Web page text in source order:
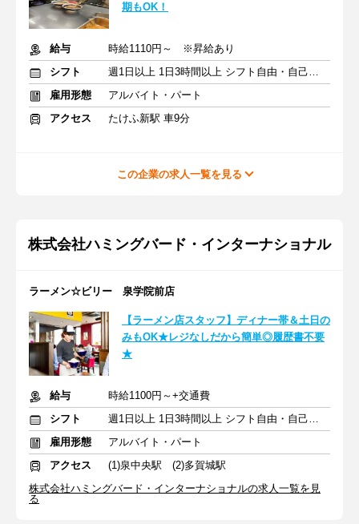
期もOK！
給与
時給1110円～ ※昇給あり
シフト
週1日以上 1日3時間以上 シフト自由・自己申告
雇用形態
アルバイト・パート
アクセス
たけふ新駅 車9分
この企業の求人一覧を見る
株式会社ハミングバード・インターナショナル
ラーメン☆ビリー 泉学院前店
【ラーメン店スタッフ】ディナー帯＆土日の
みもOK★レジなしだから簡単◎履歴書不要
★
給与
時給1100円～+交通費
シフト
週1日以上 1日3時間以上 シフト自由・自己申告
雇用形態
アルバイト・パート
アクセス
(1)泉中央駅 (2)多賀城駅
株式会社ハミングバード・インターナショナルの求人一覧を見
る